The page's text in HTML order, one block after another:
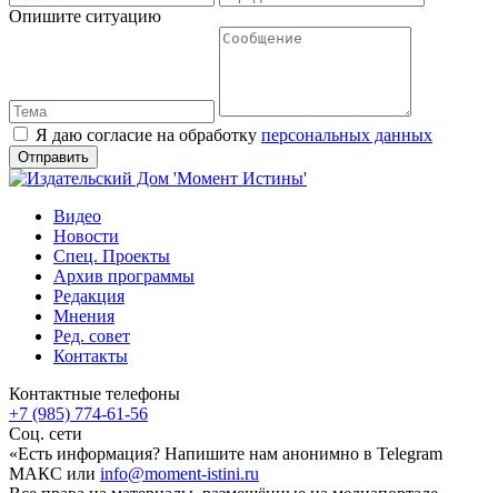
Опишите ситуацию
Я даю согласие на обработку персональных данных
Видео
Новости
Спец. Проекты
Архив программы
Редакция
Мнения
Ред. совет
Контакты
Контактные телефоны
+7 (985) 774-61-56
Соц. сети
«Есть информация? Напишите нам анонимно в Telegram
МАКС или info@moment-istini.ru